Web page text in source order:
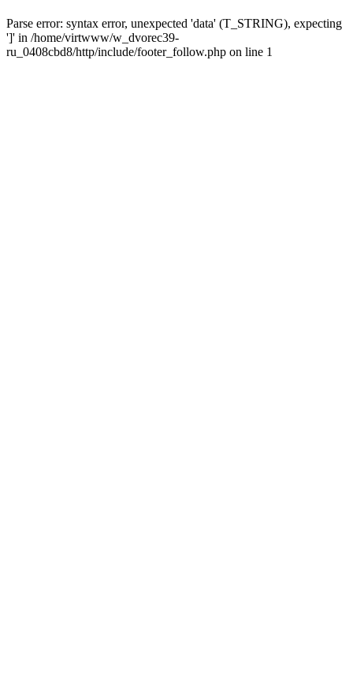
Parse error: syntax error, unexpected 'data' (T_STRING), expecting
']' in /home/virtwww/w_dvorec39-
ru_0408cbd8/http/include/footer_follow.php on line 1